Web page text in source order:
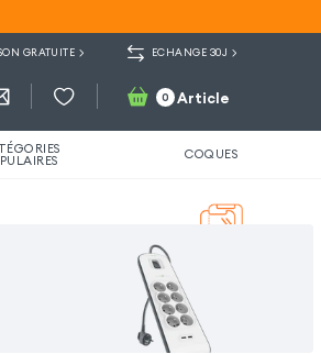
GRATUITE ECHANGE 30J
0 Article
COQUES